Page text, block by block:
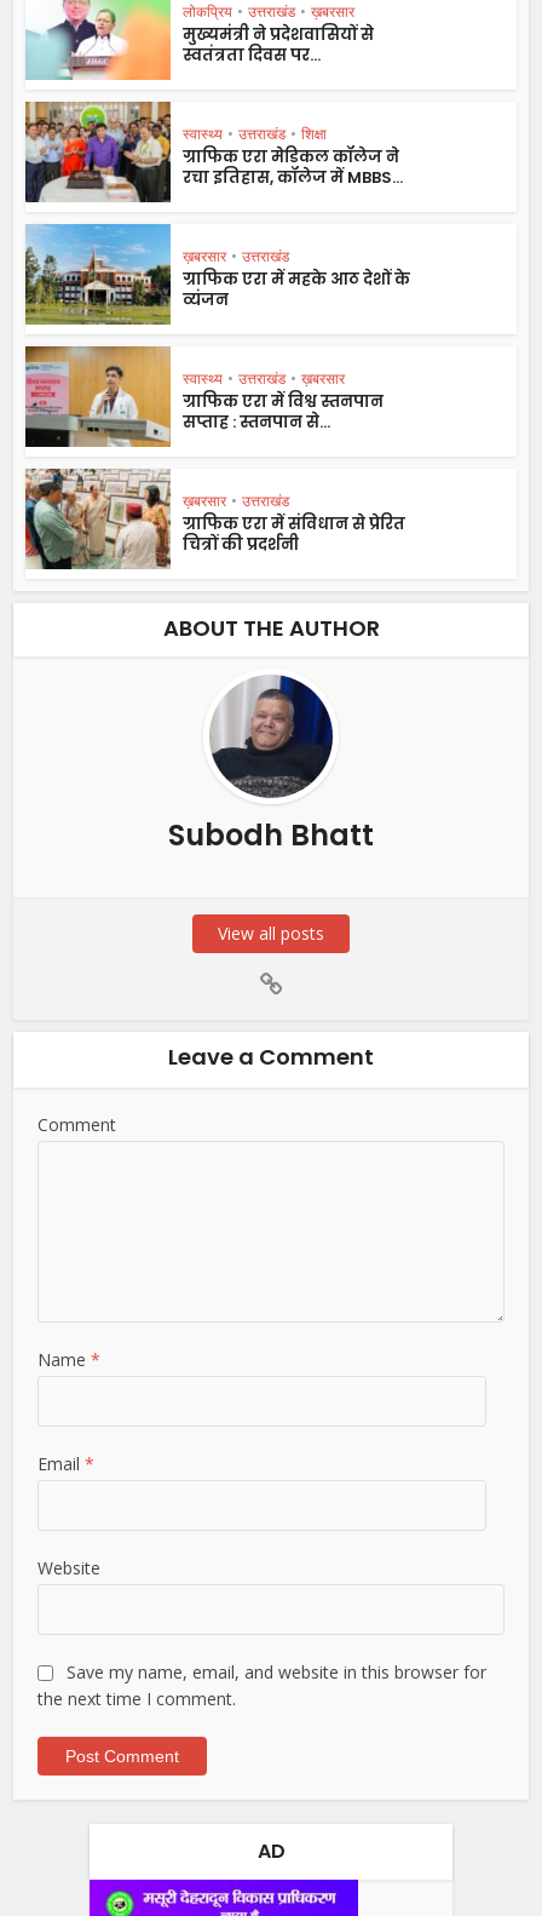
लोकप्रिय • उत्तराखंड • ख़बरसार
मुख्यमंत्री ने प्रदेशवासियों से
स्वतंत्रता दिवस पर...
स्वास्थ्य • उत्तराखंड • शिक्षा
ग्राफिक एरा मेडिकल कॉलेज ने
रचा इतिहास, कॉलेज में MBBS...
ख़बरसार • उत्तराखंड
ग्राफिक एरा में महके आठ देशों के
व्यंजन
स्वास्थ्य • उत्तराखंड • ख़बरसार
ग्राफिक एरा में विश्व स्तनपान
सप्ताह : स्तनपान से...
ख़बरसार • उत्तराखंड
ग्राफिक एरा में संविधान से प्रेरित
चित्रों की प्रदर्शनी
ABOUT THE AUTHOR
Subodh Bhatt
View all posts
Leave a Comment
Comment
Name*
Email*
Website
Save my name, email, and website in this browser for
the next time I comment.
AD